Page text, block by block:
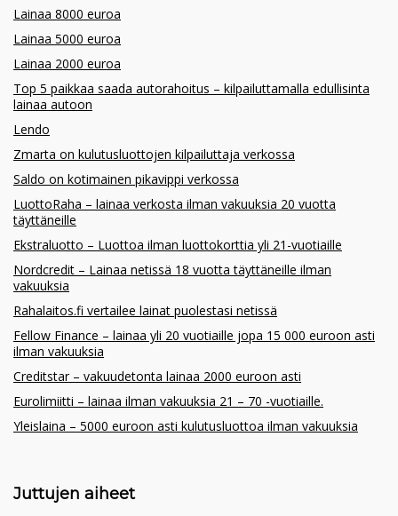
Lainaa 8000 euroa
Lainaa 5000 euroa
Lainaa 2000 euroa
Top 5 paikkaa saada autorahoitus – kilpailuttamalla edullisinta
lainaa autoon
Lendo
Zmarta on kulutusluottojen kilpailuttaja verkossa
Saldo on kotimainen pikavippi verkossa
LuottoRaha – lainaa verkosta ilman vakuuksia 20 vuotta
täyttäneille
Ekstraluotto – Luottoa ilman luottokorttia yli 21-vuotiaille
Nordcredit – Lainaa netissä 18 vuotta täyttäneille ilman
vakuuksia
Rahalaitos.fi vertailee lainat puolestasi netissä
Fellow Finance – lainaa yli 20 vuotiaille jopa 15 000 euroon asti
ilman vakuuksia
Creditstar – vakuudetonta lainaa 2000 euroon asti
Eurolimiitti – lainaa ilman vakuuksia 21 – 70 -vuotiaille.
Yleislaina – 5000 euroon asti kulutusluottoa ilman vakuuksia
Juttujen aiheet